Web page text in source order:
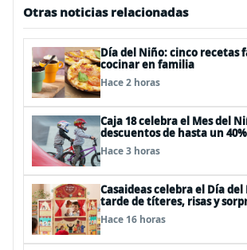
Otras noticias relacionadas
Día del Niño: cinco recetas
cocinar en familia
Hace 2 horas
Caja 18 celebra el Mes del
descuentos de hasta un
panoramas, cine, shows y
Hace 3 horas
Casaideas celebra el Día
tarde de títeres, risas y
Plaza Vespucio
Hace 16 horas